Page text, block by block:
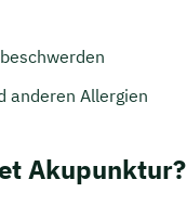
anderen Allergien
Akupunktur?